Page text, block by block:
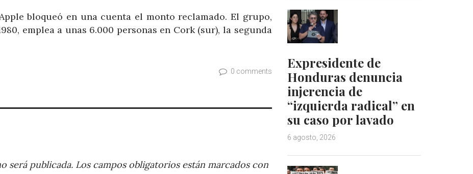
bloqueó en una cuenta el monto reclamado. El grupo,
emplea a unas 6.000 personas en Cork (sur), la segunda
0 comments
será publicada. Los campos obligatorios están marcados con
Expresidente de
Honduras denuncia
injerencia de
“izquierda radical” en
su caso por lavado
6 agosto, 2026